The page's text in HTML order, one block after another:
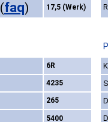
(faq) 17,5 (Werk)
6R
4235
265
5400